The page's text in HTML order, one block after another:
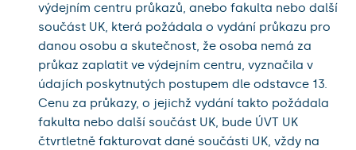
výdejním centru průkazů, anebo fakulta nebo další
součást UK, která požádala o vydání průkazu pro
danou osobu a skutečnost, že osoba nemá za
průkaz zaplatit ve výdejním centru, vyznačila v
údajích poskytnutých postupem dle odstavce 13.
Cenu za průkazy, o jejichž vydání takto požádala
fakulta nebo další součást UK, bude ÚVT UK
čtvrtletně fakturovat dané součásti UK, vždy na